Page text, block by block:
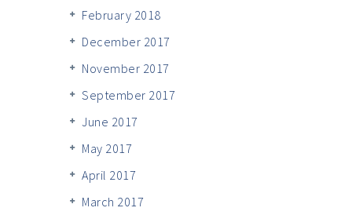
February 2018
December 2017
November 2017
September 2017
June 2017
May 2017
April 2017
March 2017